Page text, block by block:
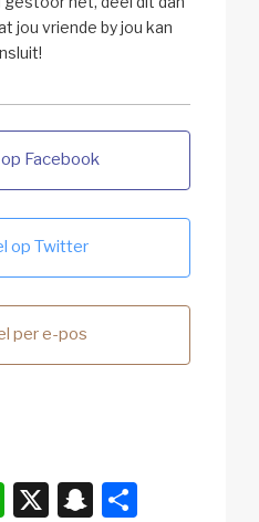
jou vriende by jou kan
Facebook
op Twitter
per e-pos
W X
S